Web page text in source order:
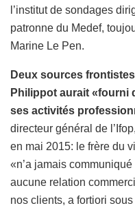
l’institut de sondages
patronne du Medef,
Marine Le Pen.
Deux sources
Philippot aurait «fourni
ses activités
directeur général de
en mai 2015: le frère du
«n’a jamais communiqué
aucune relation
nos clients, a fortiori